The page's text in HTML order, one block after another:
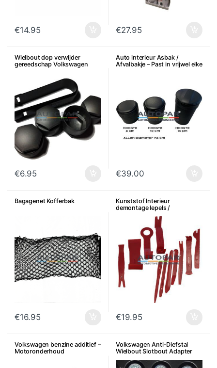
€14.95 €27.95
Wielbout dop verwijder
gereedschap Volkswagen
€6.95
Auto interieur Asbak /
Afvalbakje – Past in vrijwel elke
€39.00
Bagagenet Kofferbak
€16.95
Kunststof Interieur
demontage lepels /
€19.95
Volkswagen benzine additief –
Motoronderhoud
Volkswagen Anti-Diefstal
Wielbout Slotbout Adapter